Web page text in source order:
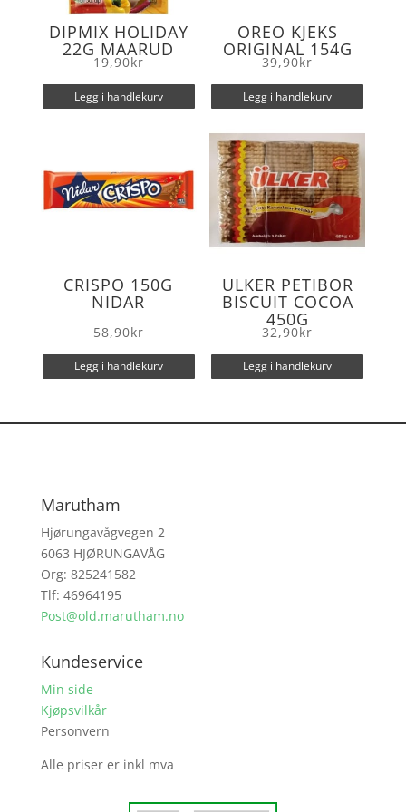
DIPMIX HOLIDAY
22G MAARUD
19,90kr
Legg i handlekurv
OREO KJEKS
ORIGINAL 154G
39,90kr
Legg i handlekurv
CRISPO 150G
NIDAR
58,90kr
Legg i handlekurv
ULKER PETIBOR
BISCUIT COCOA
450G
32,90kr
Legg i handlekurv
Marutham
Hjørungavågvegen 2
6063 HJØRUNGAVÅG
Org: 825241582
Tlf: 46964195
Post@old.marutham.no
Kundeservice
Min side
Kjøpsvilkår
Personvern
Alle priser er inkl mva